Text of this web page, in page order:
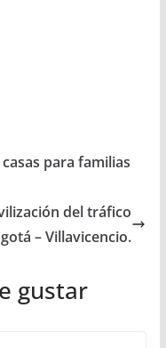
para familias
del tráfico
– Villavicencio.
gustar